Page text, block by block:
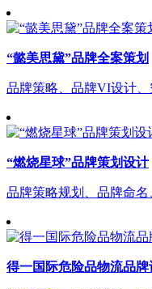
“懿美思黛”品牌全案策划
品牌策略、品牌VI设计
“燃烧星球”品牌策划设计
品牌策略规划、品牌命
得一国际危险品物流品牌